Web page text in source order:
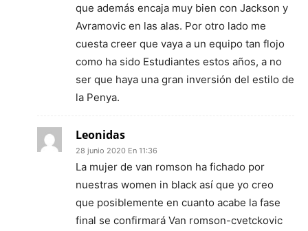
que además encaja muy bien con Jackson y
Avramovic en las alas. Por otro lado me
cuesta creer que vaya a un equipo tan flojo
como ha sido Estudiantes estos años, a no
ser que haya una gran inversión del estilo de
la Penya.
Leonidas
28 junio 2020 En 11:36
La mujer de van romson ha fichado por
nuestras women in black así que yo creo
que posiblemente en cuanto acabe la fase
final se confirmará Van romson-cvetckovic